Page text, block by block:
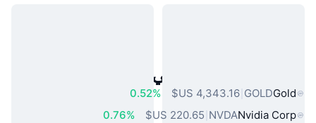
أصول العالم الحقيقي الشائعة
Gold
GOLD
‏‏4,343.16 US$
0.52%
Nvidia Corp
NVDA
0.76%